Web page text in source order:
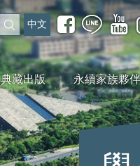
中文
典藏出版 永續家族夥伴